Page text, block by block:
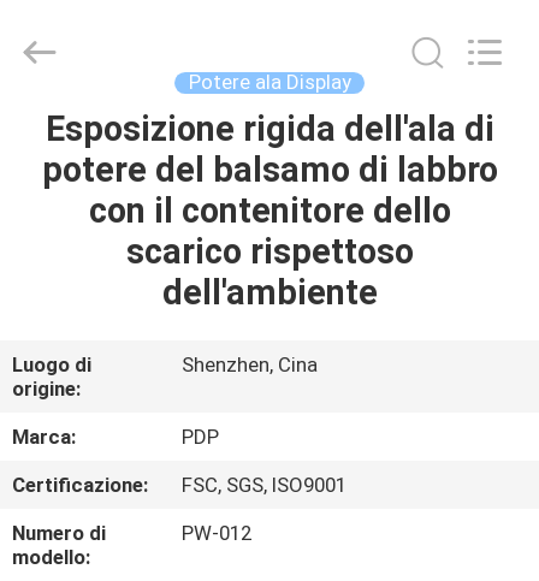
CASA
PRODOTTI
CIRCA
NOI
GIRO
DELLA
Company
Reserved.
Potere ala Display
Esposizione rigida dell'ala di
potere del balsamo di labbro
con il contenitore dello
scarico rispettoso
dell'ambiente
Luogo di
origine:
Shenzhen, Cina
Marca:
PDP
Certificazione:
FSC, SGS, ISO9001
Numero di
modello:
PW-012